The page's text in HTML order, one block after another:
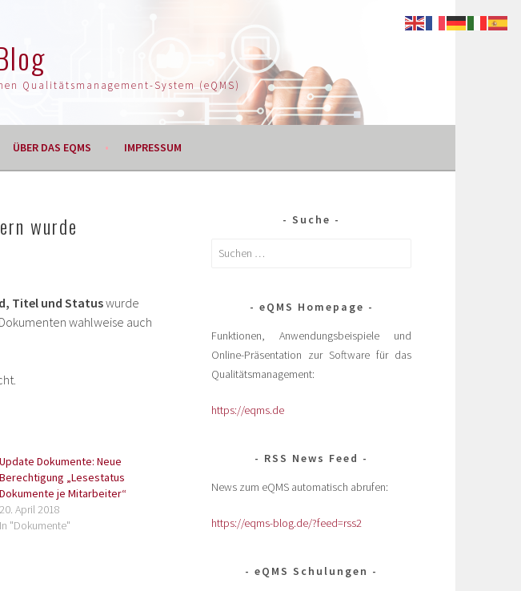
Qualitätsmanagement-System (eQMS)
ÜBER DAS EQMS IMPRESSUM
wurde
Titel und Statuswurde
wahlweise auch
Update Dokumente: Neue
Berechtigung „Lesestatus
Dokumente je Mitarbeiter“
20. April 2018
In "Dokumente"
Suche
eQMS Homepage
Funktionen, Anwendungsbeispiele und
Online-Präsentation zur Software für das
Qualitätsmanagement:
https://eqms.de
RSS News Feed
News zum eQMS automatisch abrufen:
https://eqms-blog.de/?feed=rss2
eQMS Schulungen